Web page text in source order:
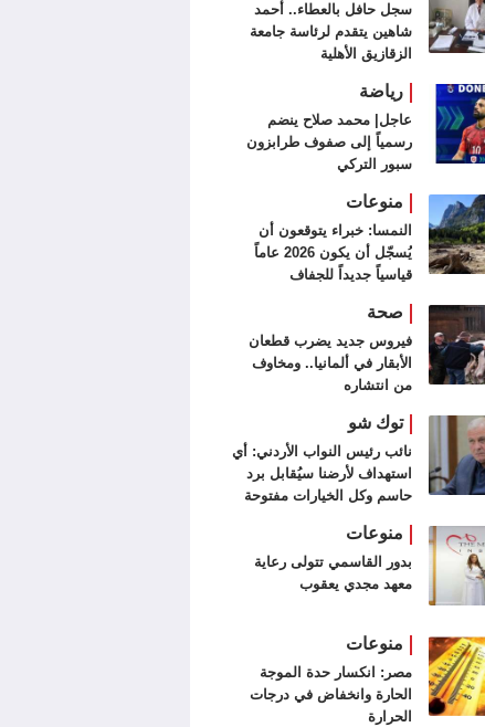
سجل حافل بالعطاء.. أحمد
شاهين يتقدم لرئاسة جامعة
الزقازيق الأهلية
رياضة
عاجل| محمد صلاح ينضم
رسمياً إلى صفوف طرابزون
سبور التركي
منوعات
النمسا: خبراء يتوقعون أن
يُسجّل أن يكون 2026 عاماً
قياسياً جديداً للجفاف
صحة
فيروس جديد يضرب قطعان
الأبقار في ألمانيا.. ومخاوف
من انتشاره
توك شو
نائب رئيس النواب الأردني: أي
استهداف لأرضنا سيُقابل برد
حاسم وكل الخيارات مفتوحة
منوعات
بدور القاسمي تتولى رعاية
معهد مجدي يعقوب
منوعات
مصر: انكسار حدة الموجة
الحارة وانخفاض في درجات
الحرارة